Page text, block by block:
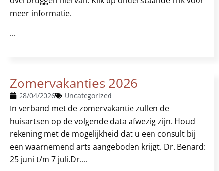
meer informatie.
...
Zomervakanties 2026
28/04/2026 Uncategorized
In verband met de zomervakantie zullen de
huisartsen op de volgende data afwezig zijn. Houd
rekening met de mogelijkheid dat u een consult bij
een waarnemend arts aangeboden krijgt. Dr. Benard:
25 juni t/m 7 juli.Dr....